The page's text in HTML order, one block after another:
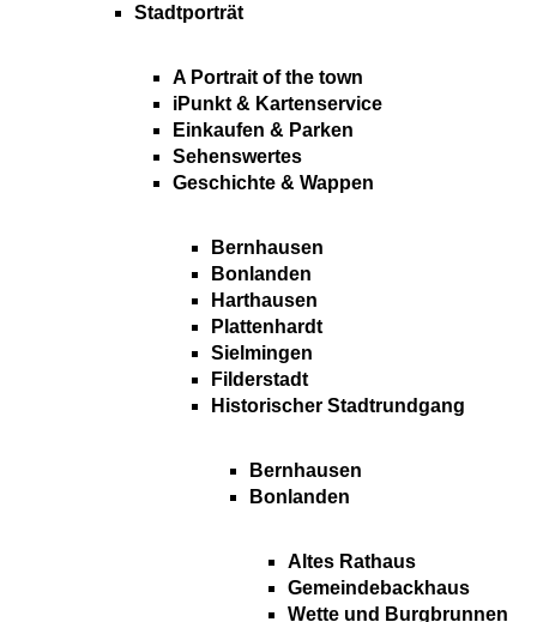
Stadtporträt
A Portrait of the town
iPunkt & Kartenservice
Einkaufen & Parken
Sehenswertes
Geschichte & Wappen
Bernhausen
Bonlanden
Harthausen
Plattenhardt
Sielmingen
Filderstadt
Historischer Stadtrundgang
Bernhausen
Bonlanden
Altes Rathaus
Gemeindebackhaus
Wette und Burgbrunnen